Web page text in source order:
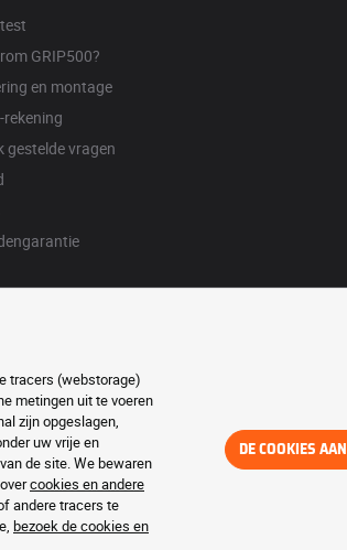
GRIP500?
en montage
rekening
gestelde vragen
tracers (webstorage)
metingen uit te voeren
zijn opgeslagen,
uw vrije en
de site. We bewaren
cookies en andere
andere tracers te
bezoek de cookies en
DE COOKIES